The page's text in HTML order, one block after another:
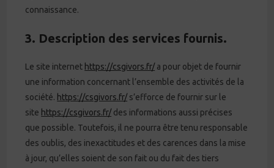
connaissance.
3. Description des services fournis.
Le site internet https://csgivors.fr/a pour objet de fournir
une information concernant l’ensemble des activités de la
société. https://csgivors.fr/s’efforce de fournir sur le
site https://csgivors.fr/des informations aussi précises
que possible. Toutefois, il ne pourra être tenu responsable
des oublis, des inexactitudes et des carences dans la mise
à jour, qu’elles soient de son fait ou du fait des tiers